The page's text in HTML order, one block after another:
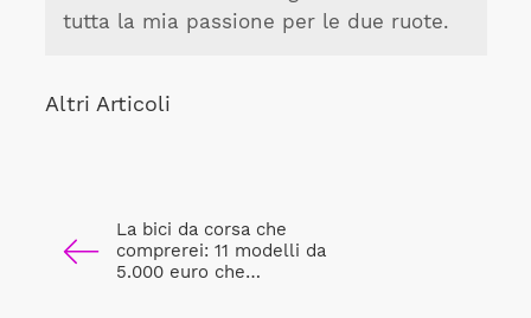
tutta la mia passione per le due ruote.
Altri Articoli
La bici da corsa che
comprerei: 11 modelli da
5.000 euro che…